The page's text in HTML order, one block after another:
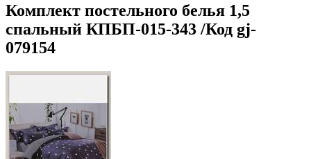
Комплект постельного белья 1,5
спальный КПБП-015-343 /Код gj-
079154